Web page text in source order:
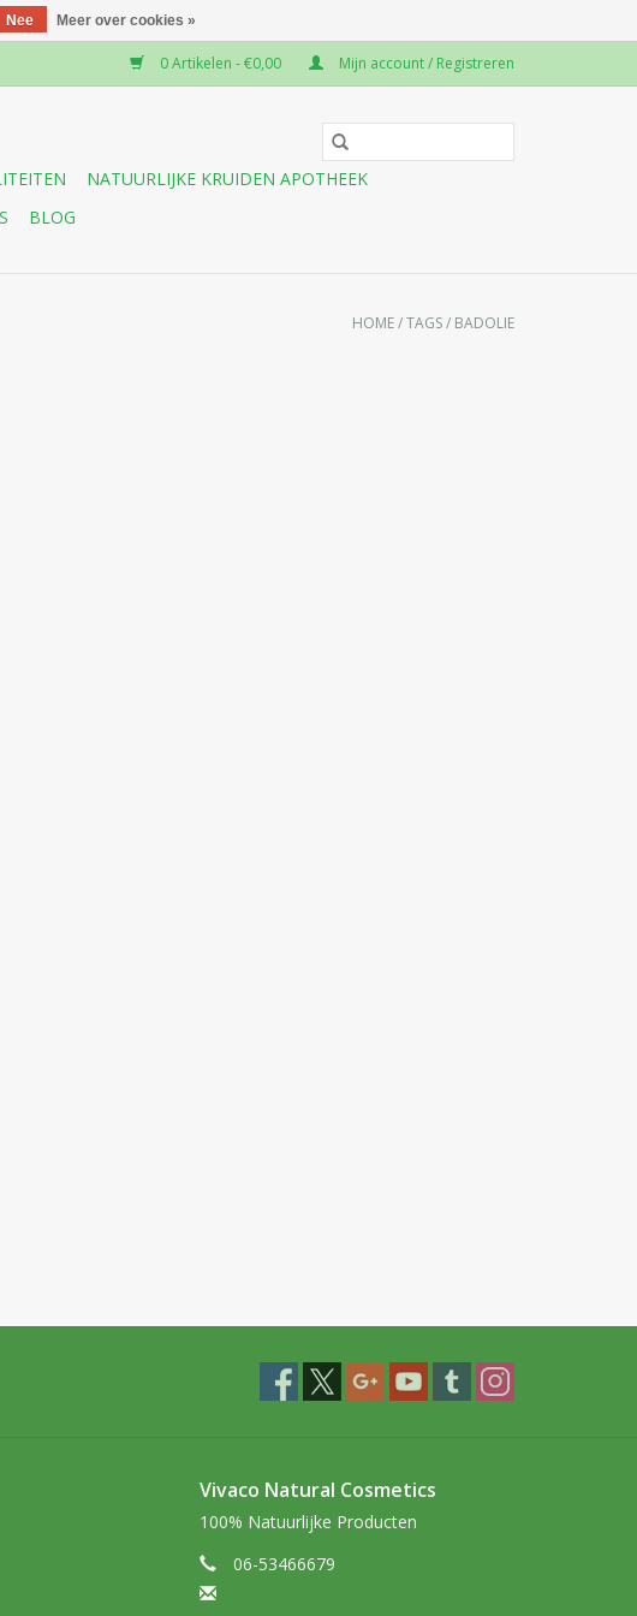
0 Artikelen - €0,00 Mijn account / Registreren
NATUURLIJKE KRUIDEN APOTHEEK
BLOG
HOME/TAGS/ BADOLIE
Vivaco Natural Cosmetics
100% Natuurlijke Producten
06-53466679
Nee Meer over cookies »